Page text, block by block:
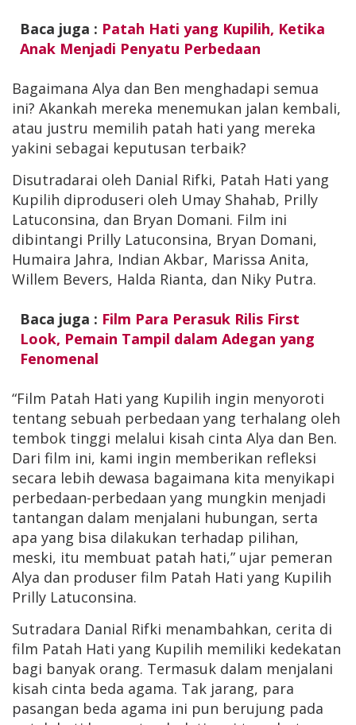
Baca juga : Patah Hati yang Kupilih, Ketika
Anak Menjadi Penyatu Perbedaan
Bagaimana Alya dan Ben menghadapi semua
ini? Akankah mereka menemukan jalan kembali,
atau justru memilih patah hati yang mereka
yakini sebagai keputusan terbaik?
Disutradarai oleh Danial Rifki, Patah Hati yang
Kupilih diproduseri oleh Umay Shahab, Prilly
Latuconsina, dan Bryan Domani. Film ini
dibintangi Prilly Latuconsina, Bryan Domani,
Humaira Jahra, Indian Akbar, Marissa Anita,
Willem Bevers, Halda Rianta, dan Niky Putra.
Baca juga : Film Para Perasuk Rilis First
Look, Pemain Tampil dalam Adegan yang
Fenomenal
“Film Patah Hati yang Kupilih ingin menyoroti
tentang sebuah perbedaan yang terhalang oleh
tembok tinggi melalui kisah cinta Alya dan Ben.
Dari film ini, kami ingin memberikan refleksi
secara lebih dewasa bagaimana kita menyikapi
perbedaan-perbedaan yang mungkin menjadi
tantangan dalam menjalani hubungan, serta
apa yang bisa dilakukan terhadap pilihan,
meski, itu membuat patah hati,” ujar pemeran
Alya dan produser film Patah Hati yang Kupilih
Prilly Latuconsina.
Sutradara Danial Rifki menambahkan, cerita di
film Patah Hati yang Kupilih memiliki kedekatan
bagi banyak orang. Termasuk dalam menjalani
kisah cinta beda agama. Tak jarang, para
pasangan beda agama ini pun berujung pada